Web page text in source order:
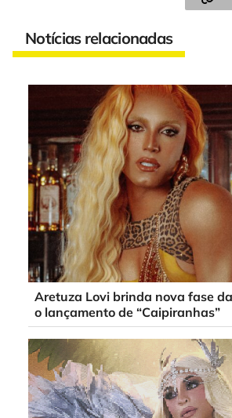
Notícias relacionadas
Aretuza Lovi brinda nova fase
o lançamento de “Caipiranhas”